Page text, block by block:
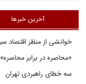
آخرین خبرها
خوانشی از منظر اقتصاد
«محاصره در برابر محاصره»
سه خطای راهبردی تهران